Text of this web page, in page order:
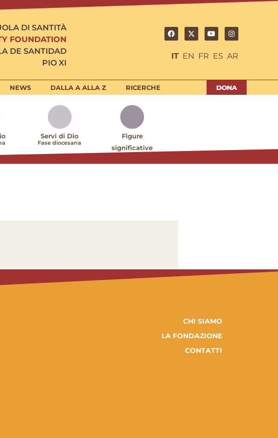
DI SANTITÀ
FOUNDATION
DE SANTIDAD
PIO XI
IT EN FR ES AR
NEWS DALLA A ALLA Z RICERCHE
Servi di Dio
Fase diocesana
Figure
significative
CHI SIAMO
LA FONDAZIONE
CONTATTI